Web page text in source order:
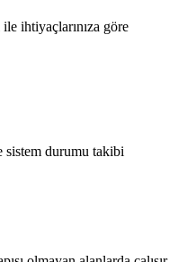
ihtiyaçlarınıza göre
durumu takibi